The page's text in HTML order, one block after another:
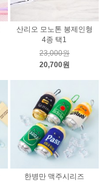
산리오 모노톤 봉제인형
4종 택1
23,000원
20,700원
한병만 맥주시리즈